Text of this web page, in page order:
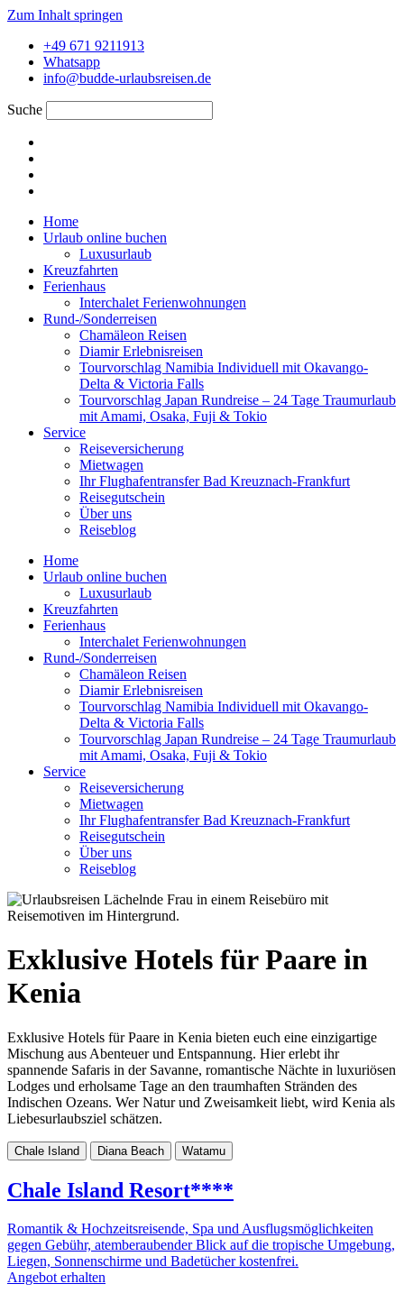
Zum Inhalt springen
+49 671 9211913
Whatsapp
info@budde-urlaubsreisen.de
Suche
Home
Urlaub online buchen
Luxusurlaub
Kreuzfahrten
Ferienhaus
Interchalet Ferienwohnungen
Rund-/Sonderreisen
Chamäleon Reisen
Diamir Erlebnisreisen
Tourvorschlag Namibia Individuell mit Okavango-
Delta & Victoria Falls
Tourvorschlag Japan Rundreise – 24 Tage Traumurlaub
mit Amami, Osaka, Fuji & Tokio
Service
Reiseversicherung
Mietwagen
Ihr Flughafentransfer Bad Kreuznach-Frankfurt
Reisegutschein
Über uns
Reiseblog
Home
Urlaub online buchen
Luxusurlaub
Kreuzfahrten
Ferienhaus
Interchalet Ferienwohnungen
Rund-/Sonderreisen
Chamäleon Reisen
Diamir Erlebnisreisen
Tourvorschlag Namibia Individuell mit Okavango-
Delta & Victoria Falls
Tourvorschlag Japan Rundreise – 24 Tage Traumurlaub
mit Amami, Osaka, Fuji & Tokio
Service
Reiseversicherung
Mietwagen
Ihr Flughafentransfer Bad Kreuznach-Frankfurt
Reisegutschein
Über uns
Reiseblog
Exklusive Hotels für Paare in
Kenia
Exklusive Hotels für Paare in Kenia bieten euch eine einzigartige
Mischung aus Abenteuer und Entspannung. Hier erlebt ihr
spannende Safaris in der Savanne, romantische Nächte in luxuriösen
Lodges und erholsame Tage an den traumhaften Stränden des
Indischen Ozeans. Wer Natur und Zweisamkeit liebt, wird Kenia als
Liebesurlaubsziel schätzen.
Chale Island Diana Beach Watamu
Chale Island Resort****
Romantik & Hochzeitsreisende, Spa und Ausflugsmöglichkeiten
gegen Gebühr, atemberaubender Blick auf die tropische Umgebung,
Liegen, Sonnenschirme und Badetücher kostenfrei.
Angebot erhalten